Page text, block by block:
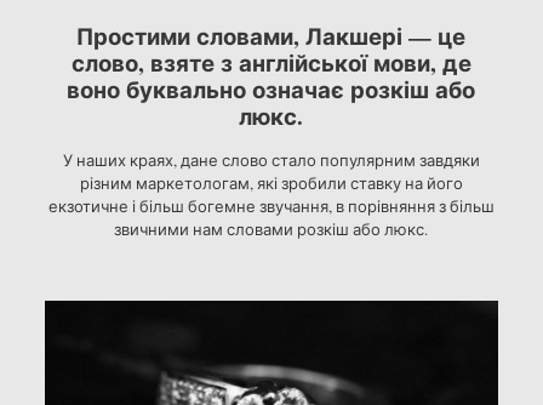
Простими словами, Лакшері — це
слово, взяте з англійської мови, де
воно буквально означає розкіш або
люкс.
У наших краях, дане слово стало популярним завдяки
різним маркетологам, які зробили ставку на його
екзотичне і більш богемне звучання, в порівняння з більш
звичними нам словами розкіш або люкс.